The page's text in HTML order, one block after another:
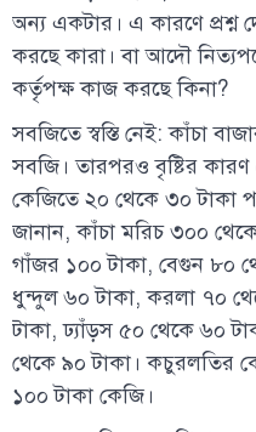
অন্য একটার। এ কারণে প্রশ্ন
করছে কারা। বা আদৌ
কর্তৃপক্ষ কাজ করছে কিনা?
সবজিতে স্বস্তি নেই: কাঁচা
সবজি। তারপরও বৃষ্টির কারণ
কেজিতে ২০ থেকে ৩০ টাকা
জানান, কাঁচা মরিচ ৩০০
গাঁজর ১০০ টাকা, বেগুন ৮০
ধুন্দুল ৬০ টাকা, করলা ৭০
টাকা, ঢ্যাঁড়স ৫০ থেকে ৬০
থেকে ৯০ টাকা। কচুরলতির
১০০ টাকা কেজি।